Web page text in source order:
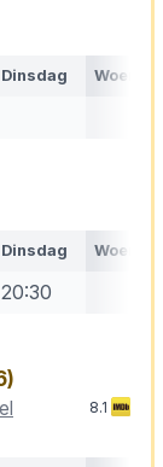
Dinsdag
Dinsdag
20:30
8.1